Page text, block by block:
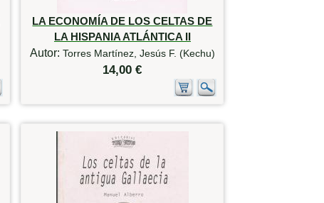
LA ECONOMÍA DE LOS CELTAS DE
LA HISPANIA ATLÁNTICA II
Autor: Torres Martínez, Jesús F. (Kechu)
14,00 €